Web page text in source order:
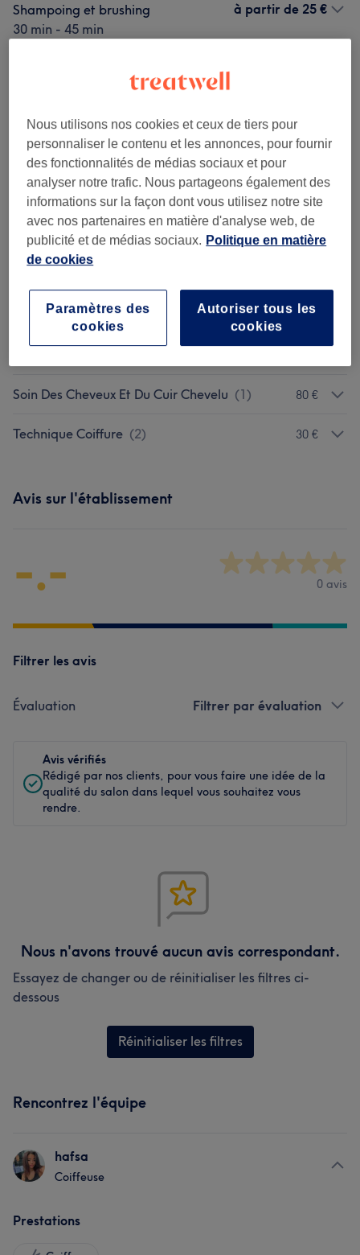
Shampoing et brushing
30 min - 45 min
à partir de 25 €
30 €
Gloss
35 minMa prestation en détail...
30 € Sélectionner
Shampoing, coupe et séchage
naturel
35 min - 1 h 10 min
Ma prestation en détail...
à partir de 31 €
Femme - Coupe De Cheveux Et
à partir de 5 €
Soin Des Cheveux Et Du Cuir Chevelu (1) 80 €
Technique Coiffure (2) 30 €
Avis sur l'établissement
-.- 0 avis
Filtrer les avis
Évaluation Filtrer par évaluation
Avis vérifiés
Rédigé par nos clients, pour vous faire une idée de la
qualité du salon dans lequel vous souhaitez vous
rendre.
Nous n'avons trouvé aucun avis correspondant.
Essayez de changer ou de réinitialiser les filtres ci-
dessous
Réinitialiser les filtres
Rencontrez l'équipe
hafsa
Coiffeuse
Prestations
Nous utilisons nos cookies et ceux de tiers pour
personnaliser le contenu et les annonces, pour fournir
des fonctionnalités de médias sociaux et pour
analyser notre trafic. Nous partageons également des
informations sur la façon dont vous utilisez notre site
avec nos partenaires en matière d'analyse web, de
publicité et de médias sociaux. Politique en matière
de cookies
Autoriser tous les
cookies
Paramètres des
cookies